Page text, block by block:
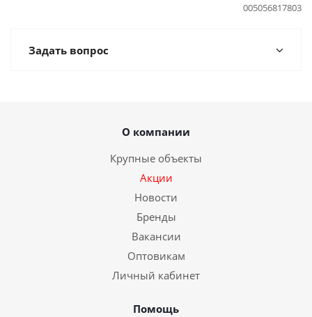
005056817803
Задать вопрос
О компании
Крупные объекты
Акции
Новости
Бренды
Вакансии
Оптовикам
Личный кабинет
Помощь